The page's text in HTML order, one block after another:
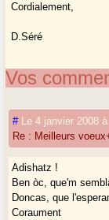
Cordialement,
D.Séré
Vos
# Le 4 janvier 2008
Re : Meilleurs
Adishatz !
Ben òc, que'm
Doncas, que
Coraument